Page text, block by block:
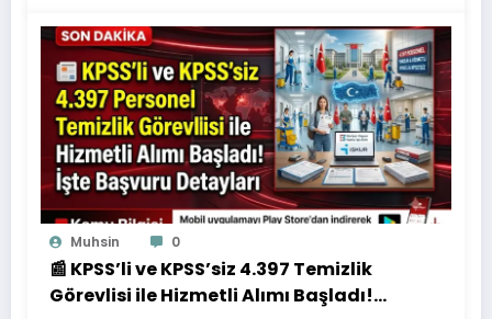
Muhsin 0
📰 KPSS’li ve KPSS’siz 4.397 Temizlik
Görevlisi ile Hizmetli Alımı Başladı!